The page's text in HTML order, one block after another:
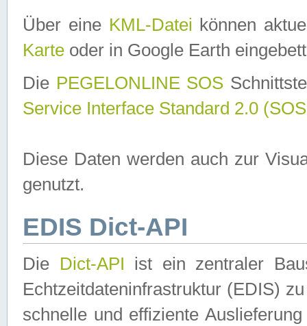
Über eine KML-Datei können
Karte oder in Google Earth
Die PEGELONLINE SOS
Service Interface Standard 2.0
Diese Daten werden auch zur
genutzt.
EDIS Dict-API
Die Dict-API ist ein zentraler
Echtzeitdateninfrastruktur (EDIS)
schnelle und effiziente